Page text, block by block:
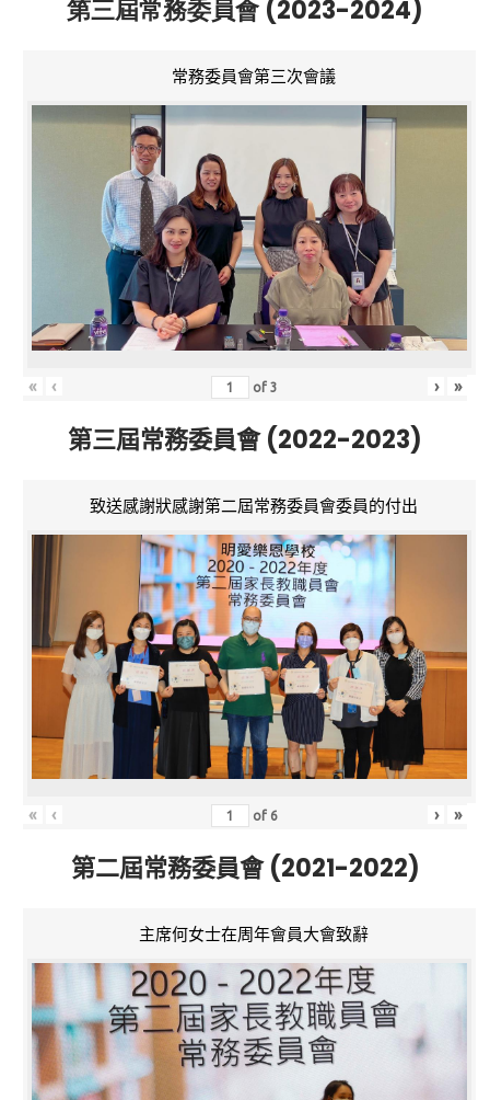
第三屆常務委員會 (2023-2024)
常務委員會第三次會議
« ‹ of3 › »
第三屆常務委員會 (2022-2023)
致送感謝狀感謝第二屆常務委員會委員的付出
« ‹ of 6 › »
第二屆常務委員會 (2021-2022)
主席何女士在周年會員大會致辭